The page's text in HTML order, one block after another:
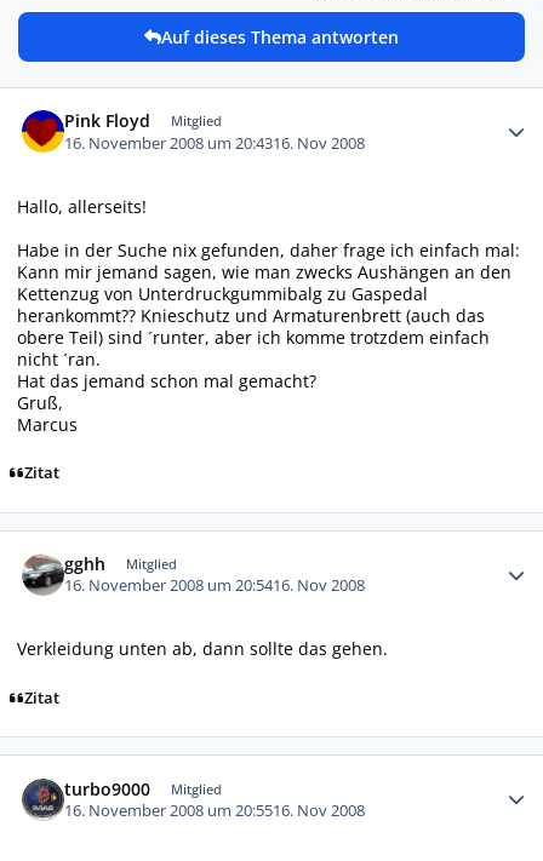
Auf dieses Thema antworten
Pink Floyd Mitglied
16. November 2008 um 20:4316. Nov 2008
Hallo, allerseits!
Habe in der Suche nix gefunden, daher frage ich einfach mal:
Kann mir jemand sagen, wie man zwecks Aushängen an den
Kettenzug von Unterdruckgummibalg zu Gaspedal
herankommt?? Knieschutz und Armaturenbrett (auch das
obere Teil) sind ´runter, aber ich komme trotzdem einfach
nicht ´ran.
Hat das jemand schon mal gemacht?
Gruß,
Marcus
Zitat
gghh Mitglied
16. November 2008 um 20:5416. Nov 2008
Verkleidung unten ab, dann sollte das gehen.
Zitat
turbo9000 Mitglied
16. November 2008 um 20:5516. Nov 2008